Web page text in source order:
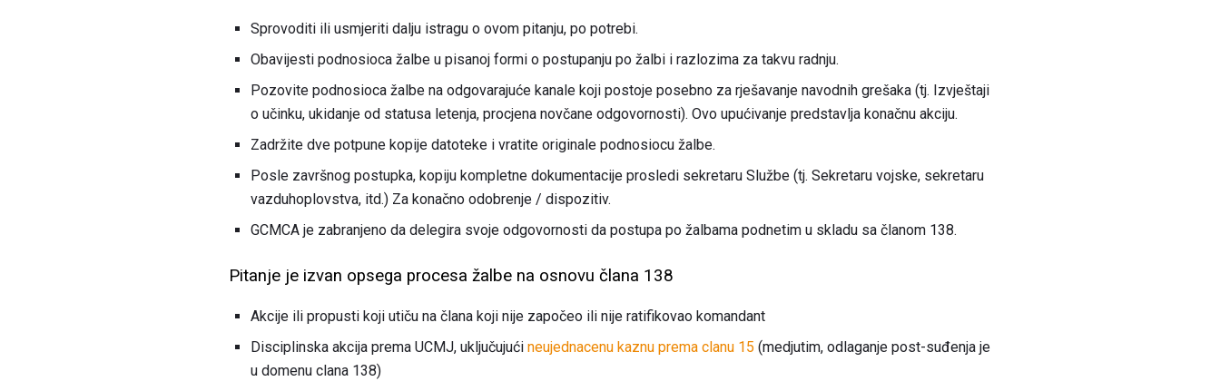
Sprovoditi ili usmjeriti dalju istragu o ovom pitanju, po potrebi.
Obavijesti podnosioca žalbe u pisanoj formi o postupanju po žalbi i razlozima za takvu radnju.
Pozovite podnosioca žalbe na odgovarajuće kanale koji postoje posebno za rješavanje navodnih grešaka (tj. Izvještaji
o učinku, ukidanje od statusa letenja, procjena novčane odgovornosti). Ovo upućivanje predstavlja konačnu akciju.
Zadržite dve potpune kopije datoteke i vratite originale podnosiocu žalbe.
Posle završnog postupka, kopiju kompletne dokumentacije prosledi sekretaru Službe (tj. Sekretaru vojske, sekretaru
vazduhoplovstva, itd.) Za konačno odobrenje / dispozitiv.
GCMCA je zabranjeno da delegira svoje odgovornosti da postupa po žalbama podnetim u skladu sa članom 138.
Pitanje je izvan opsega procesa žalbe na osnovu člana 138
Akcije ili propusti koji utiču na člana koji nije započeo ili nije ratifikovao komandant
Disciplinska akcija prema UCMJ, uključujući neujednacenu kaznu prema clanu 15 (medjutim, odlaganje post-suđenja je
u domenu clana 138)